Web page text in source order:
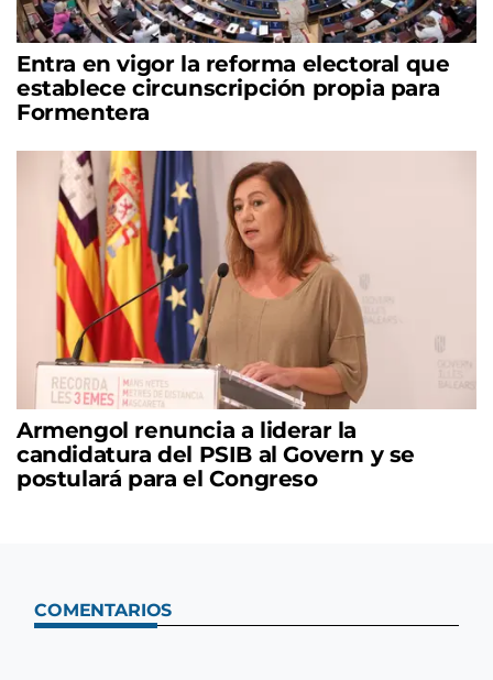
Entra en vigor la reforma electoral que
establece circunscripción propia para
Formentera
Armengol renuncia a liderar la
candidatura del PSIB al Govern y se
postulará para el Congreso
COMENTARIOS